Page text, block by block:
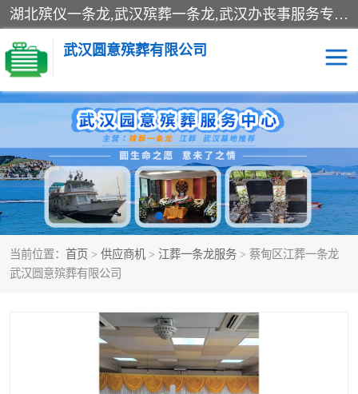
湖北殡仪一条龙,武汉殡葬一条龙,武汉办丧事服务专理红白佛事、病人临终关怀、医院或家中老人去世穿寿衣、灵车遗体接运、殡仪馆告别厅预约、办理火葬场手续、民俗丧事策划、遗体告别仪式、民俗礼仪服务、殡葬礼仪策划、陵园墓位导购、寺庙塔位择吉、往生功德策划、民俗功德策划、异地殡葬礼仪服务、异地骨灰接送返乡
武汉圆意殡葬有限公司
当前位置： 首页 > 供应商机 > 江葬一条龙服务 > 蔡甸区江葬一条龙
武汉圆意殡葬有限公司
殡葬一条龙服务 江葬一条龙服务
武汉锦辉天堂文化园 仙鹤湖湿地公园
长乐园陵园 万福净土陵园
武汉市阳逻九龙宫陵园 石门峰人文纪念园